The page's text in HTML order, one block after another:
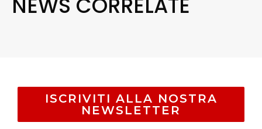
ISCRIVITI ALLA NOSTRA
NEWSLETTER